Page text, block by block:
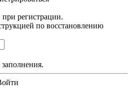
регистрации.
по восстановлению